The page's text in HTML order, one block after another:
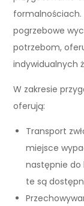
formalnościach.
pogrzebowe
potrzebom,
indywidualnych
W zakresie
oferują:
Transport
miejsce
następnie do
te są